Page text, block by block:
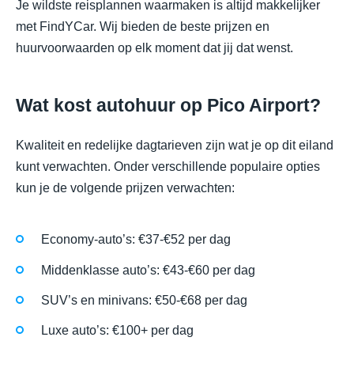
Je wildste reisplannen waarmaken is altijd makkelijker
met FindYCar. Wij bieden de beste prijzen en
huurvoorwaarden op elk moment dat jij dat wenst.
Wat kost autohuur op Pico Airport?
Kwaliteit en redelijke dagtarieven zijn wat je op dit eiland
kunt verwachten. Onder verschillende populaire opties
kun je de volgende prijzen verwachten:
Economy-auto’s: €37-€52 per dag
Middenklasse auto’s: €43-€60 per dag
SUV’s en minivans: €50-€68 per dag
Luxe auto’s: €100+ per dag